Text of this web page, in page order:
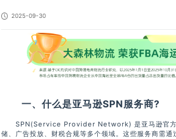
2025-09-30
一、什么是亚马逊SPN服务商?
SPN(Service Provider Network) 是亚马逊官方认
储、广告投放、财税合规等多个领域。这些服务商需通